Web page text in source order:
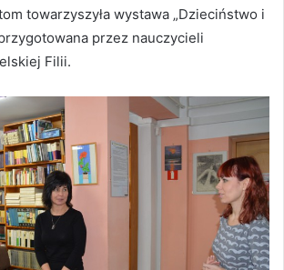
towarzyszyła wystawa „Dzieciństwo i
przez nauczycieli
Filii.